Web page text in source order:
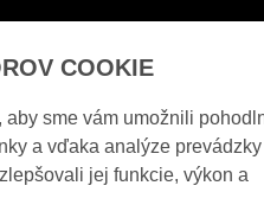
ZABEZPEČOVACIE SYSTÉMY
COOKIE
aby sme vám umožnili
a vďaka analýze prevádzky
jej funkcie, výkon a